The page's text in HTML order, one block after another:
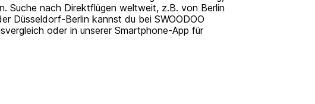
Suche nach Direktflügen weltweit, z.B. von Berlin
Düsseldorf-Berlin kannst du bei SWOODOO
oder in unserer Smartphone-App für